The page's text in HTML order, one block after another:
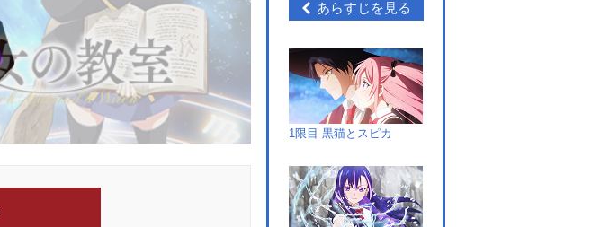
あらすじを見る
1限目 黒猫とスピカ